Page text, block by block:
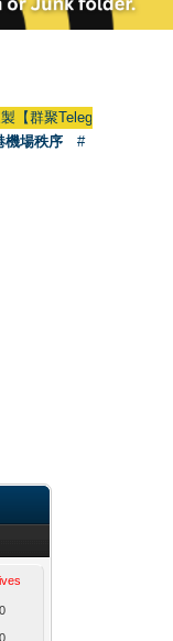
群聚Telegram群組】
機場秩序
#
0
0